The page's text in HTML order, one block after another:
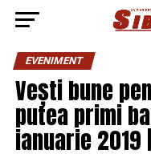
EVENIMENT
Vești bune
putea primi
ianuarie 2019